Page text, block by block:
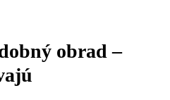
obrad –